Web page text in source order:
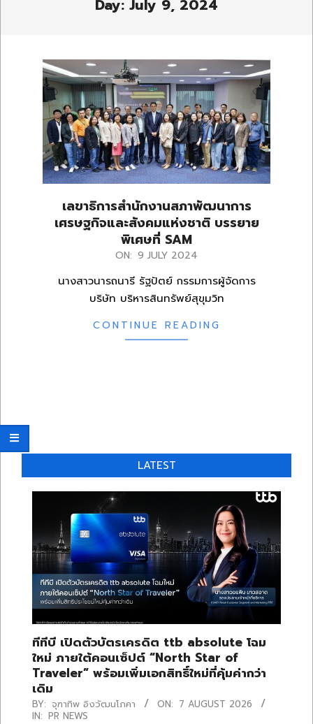
Day: July 9, 2024
เลขาธิการสำนักงานสภาพัฒนาการ
เศรษฐกิจและสังคมแห่งชาติ บรรยาย
พิเศษที่ SAM
ON: 9 JULY 2024
นางสาวนารถนารี รัฐปัตย์ กรรมการผู้จัดการ
บริษัท บริหารสินทรัพย์สุขุมวิท
CONTINUE READING
LATEST
ทีทีบี เปิดตัวบัตรเครดิต ttb absolute โฉม
ใหม่ ภายใต้คอนเซ็ปต์ “North Star of
Traveler” พร้อมเพิ่มเอกสิทธิ์ใหม่ที่คุ้มค่ากว่า
เดิม
BY: จุฑาทิพ อิงวัฒนโภคา ON: 7 AUGUST 2026
IN: PR NEWS